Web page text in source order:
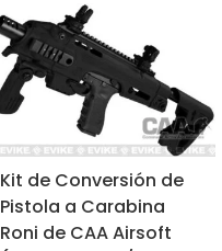
Kit de Conversión de
Pistola a Carabina
Roni de CAA Airsoft